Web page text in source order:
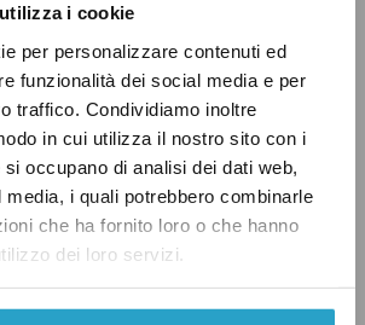
i cookie
per personalizzare contenuti ed
funzionalità dei social media e per
traffico. Condividiamo inoltre
in cui utilizza il nostro sito con i
occupano di analisi dei dati web,
media, i quali potrebbero combinarle
che ha fornito loro o che hanno
dei loro servizi.
sulla proposta, ossia se
o meno. Durante l’esame
approvato un
del Partito Democratico che
del quorum per la
abrogativi a un quarto
anziché il 50 per cento più
Il 21 febbraio 2019 la